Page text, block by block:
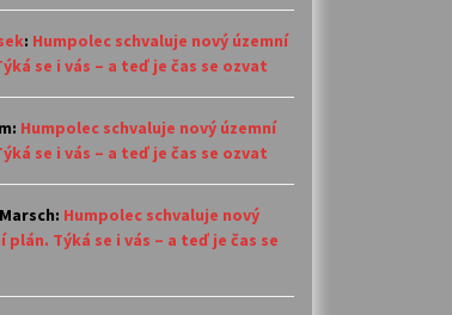
: Humpolec schvaluje nový územní
se i vás – a teď je čas se ozvat
: Humpolec schvaluje nový územní
se i vás – a teď je čas se ozvat
: Humpolec schvaluje nový
plán. Týká se i vás – a teď je čas se